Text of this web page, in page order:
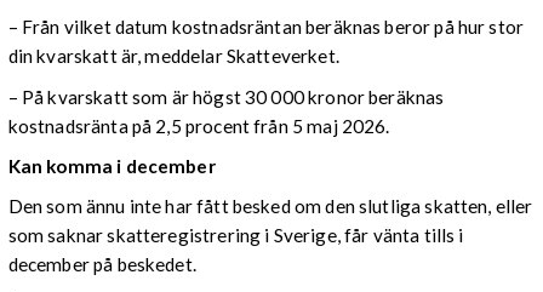
– Från vilket datum kostnadsräntan beräknas beror på hur stor
din kvarskatt är, meddelar Skatteverket.
– På kvarskatt som är högst 30 000 kronor beräknas
kostnadsränta på 2,5 procent från 5 maj 2026.
Kan komma i december
Den som ännu inte har fått besked om den slutliga skatten, eller
som saknar skatteregistrering i Sverige, får vänta tills i
december på beskedet.